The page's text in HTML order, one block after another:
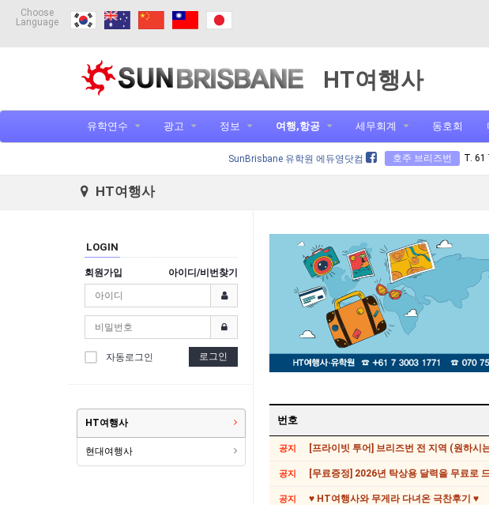
Choose
Language
HT여행사
유학연수 광고 정보 여행,항공 세무회계 동호회
SunBrisbane 유학원 에듀영닷컴 호주 브리즈번 T. 61
HT여행사
LOGIN
회원가입 아이디/비번찾기
자동로그인 로그인
HT여행사
현대여행사
번호
공지
공지 [무료증정] 2026년 탁상용 달력을 무료로
공지 ♥ HT여행사와 무게라 다녀온 극찬후기 ♥